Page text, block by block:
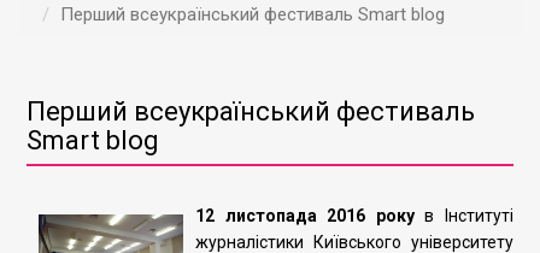
Перший всеукраїнський фестиваль Smart blog
Перший всеукраїнський фестиваль
Smart blog
12 листопада 2016 рокув Інституті
журналістики Київського університету